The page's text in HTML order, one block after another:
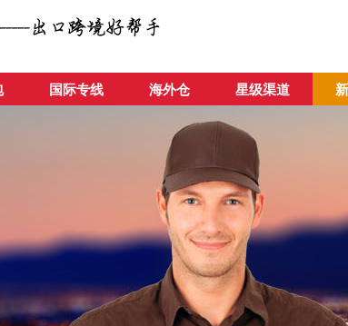
国际专线 海外仓 星级渠道